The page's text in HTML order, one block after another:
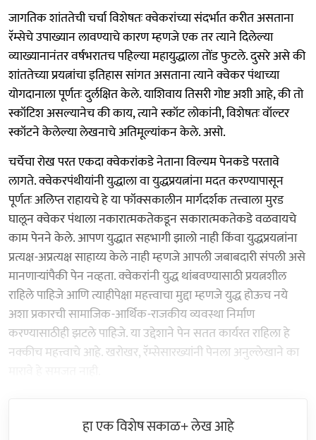
जागतिक शांततेची चर्चा विशेषतः क्वेकरांच्या संदर्भात करीत असताना
रॅम्सेचे उपाख्यान लावण्याचे कारण म्हणजे एक तर त्याने दिलेल्या
व्याख्यानानंतर वर्षभरातच पहिल्या महायुद्धाला तोंड फुटले. दुसरे असे की
शांततेच्या प्रयत्नांचा इतिहास सांगत असताना त्याने क्वेकर पंथाच्या
योगदानाला पूर्णतः दुर्लक्षित केले. याशिवाय तिसरी गोष्ट अशी आहे, की तो
स्कॉटिश असल्यानेच की काय, त्याने स्कॉट लोकांनी, विशेषतः वॉल्टर
स्कॉटने केलेल्या लेखनाचे अतिमूल्यांकन केले. असो.
चर्चेचा रोख परत एकदा क्वेकरांकडे नेताना विल्यम पेनकडे परतावे
लागते. क्वेकरपंथीयांनी युद्धाला वा युद्धप्रयत्नांना मदत करण्यापासून
पूर्णतः अलिप्त राहायचे हे या फॉक्सकालीन मार्गदर्शक तत्त्वाला मुरड
घालून क्वेकर पंथाला नकारात्मकतेकडून सकारात्मकतेकडे वळवायचे
काम पेनने केले. आपण युद्धात सहभागी झालो नाही किंवा युद्धप्रयत्नांना
प्रत्यक्ष-अप्रत्यक्ष साहाय्य केले नाही म्हणजे आपली जबाबदारी संपली असे
मानणाऱ्यांपैकी पेन नव्हता. क्वेकरांनी युद्ध थांबवण्यासाठी प्रयत्नशील
राहिले पाहिजे आणि त्याहीपेक्षा महत्त्वाचा मुद्दा म्हणजे युद्ध होऊच नये
अशा प्रकारची सामाजिक-आर्थिक-राजकीय व्यवस्था निर्माण
करण्यासाठीही झटले पाहिजे. या उद्देशाने पेन सतत कार्यरत राहिला हे
नक्कीच महत्त्वाचे आहे. खरोखर, रॅम्सेसारख्यांनी पेनला अनुल्लेखाने का
हा एक विशेष सकाळ+ लेख आहे